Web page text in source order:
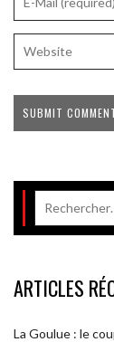
ARTICLES
La Goulue : le